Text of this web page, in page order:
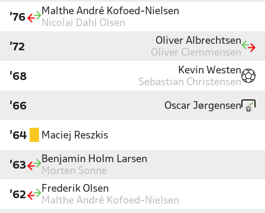
'76
Malthe André Kofoed-Nielsen
Nicolai Dahl Olsen
'72
Oliver Albrechtsen
Oliver Clemmensen
'68
Kevin Westen
Sebastian Christensen
'66 Oscar Jørgensen
'64 Maciej Reszkis
'63
Benjamin Holm Larsen
Morten Sonne
'62
Frederik Olsen
Malthe André Kofoed-Nielsen